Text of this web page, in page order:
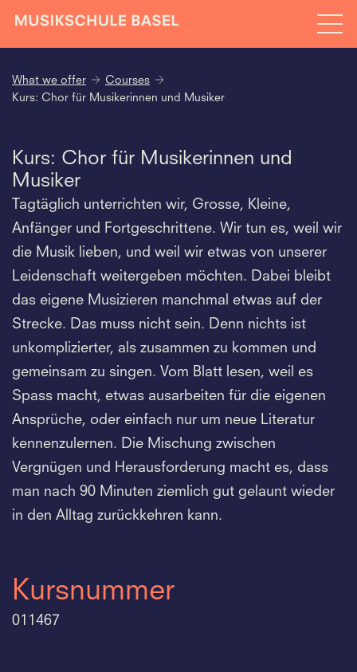
What we offer
Courses
Kurs: Chor für Musikerinnen und Musiker
Kurs: Chor für Musikerinnen und
Musiker
Tagtäglich unterrichten wir, Grosse, Kleine,
Anfänger und Fortgeschrittene. Wir tun es, weil wir
die Musik lieben, und weil wir etwas von unserer
Leidenschaft weitergeben möchten. Dabei bleibt
das eigene Musizieren manchmal etwas auf der
Strecke. Das muss nicht sein. Denn nichts ist
unkomplizierter, als zusammen zu kommen und
gemeinsam zu singen. Vom Blatt lesen, weil es
Spass macht, etwas ausarbeiten für die eigenen
Ansprüche, oder einfach nur um neue Literatur
kennenzulernen. Die Mischung zwischen
Vergnügen und Herausforderung macht es, dass
man nach 90 Minuten ziemlich gut gelaunt wieder
in den Alltag zurückkehren kann.
Kursnummer
011467